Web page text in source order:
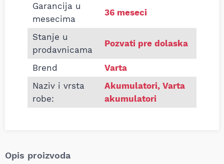
Garancija u
mesecima
36 meseci
Stanje u
prodavnicama
Pozvati pre dolaska
Brend
Varta
Naziv i vrsta
robe:
Akumulatori, Varta
akumulatori
Opis proizvoda